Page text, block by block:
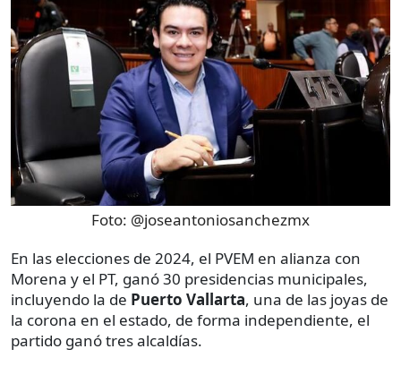
Foto: @joseantoniosanchezmx
En las elecciones de 2024, el PVEM en alianza con
Morena y el PT, ganó 30 presidencias municipales,
incluyendo la de Puerto Vallarta, una de las joyas de
la corona en el estado, de forma independiente, el
partido ganó tres alcaldías.